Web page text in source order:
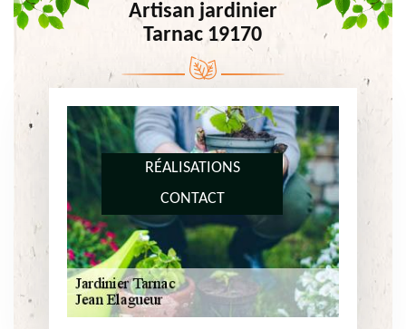
RÉALISATIONS
CONTACT
Artisan jardinier
Tarnac 19170